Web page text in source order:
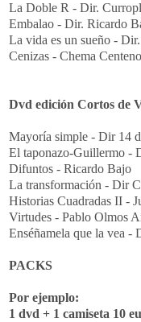
La Doble R - Dir.
Embalao - Dir. Ricardo
La vida es un sueño -
Cenizas - Chema Centeno
Dvd edición Cortos de
Mayoría simple - Dir 14
El taponazo-Guillermo -
Difuntos - Ricardo Bajo
La transformación - Dir
Historias Cuadradas II -
Virtudes - Pablo Olmos
Enséñamela que la vea
PACKS
Por ejemplo:
1 dvd + 1 camiseta 10